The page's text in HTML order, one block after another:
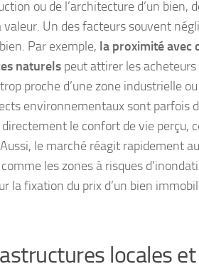
ou de l’architecture d’un bien,
Un des facteurs souvent
Par exemple, la proximité avec
naturels peut attirer les
proche d’une zone industrielle
environnementaux sont parfois
le confort de vie perçu,
le marché réagit rapidement
les zones à risques
la fixation du prix d’un bien
locales